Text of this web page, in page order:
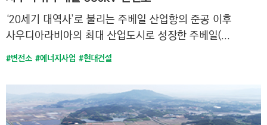
‘20세기 대역사’로 불리는 주베일 산업항의 준공 이후
사우디아라비아의 최대 산업도시로 성장한 주베일(...
#변전소 #에너지사업 #현대건설